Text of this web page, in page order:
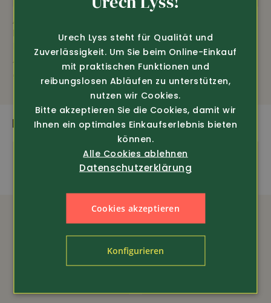
Art.-Nr. 264364
Damen Stretch-
Arbeitshose Helix
DASSY
Damen Sweat-
Arbeitsjacke Velox
69.-
DAS PASST DAZU
Urech Lyss steht für Qualität und
Zuverlässigkeit. Um Sie beim Online-Einkauf
mit praktischen Funktionen und
reibungslosen Abläufen zu unterstützen,
nutzen wir Cookies.
Bitte akzeptieren Sie die Cookies, damit wir
Ihnen ein optimales Einkaufserlebnis bieten
können.
Alle Cookies ablehnen
Datenschutzerklärung
Cookies akzeptieren
Konfigurieren